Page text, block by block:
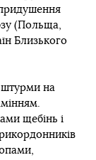
(Польща,
Близького
штурми на
щебінь і